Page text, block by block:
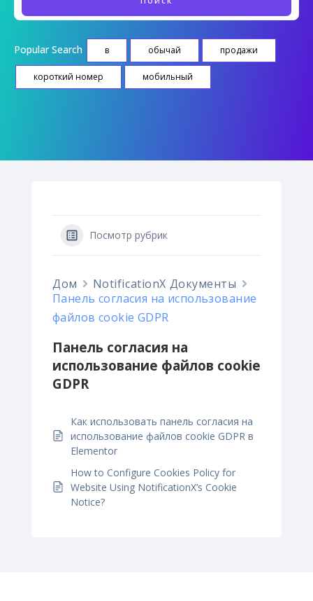
Popular Search в обычай продажи
короткий номер мобильный
Посмотр рубрик
Дом
NotificationX Документы
Панель согласия на использование
файлов cookie GDPR
Панель согласия на
использование файлов cookie
GDPR
Как использовать панель согласия на
использование файлов cookie GDPR в
Elementor
How to Configure Cookies Policy for
Website Using NotificationX’s Cookie
Notice?